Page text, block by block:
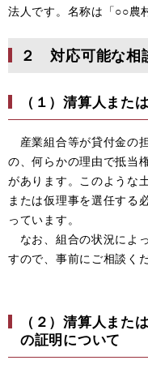
法人です。名称は「○○農
２ 対応可能な相
（１）清算人また
産業組合等が貸付金の
の、何らかの理由で抵当
があります。このような
または仮理事を選任する
っています。
なお、組合の状況によ
すので、事前にご相談くだ
（２）清算人また
の証明について